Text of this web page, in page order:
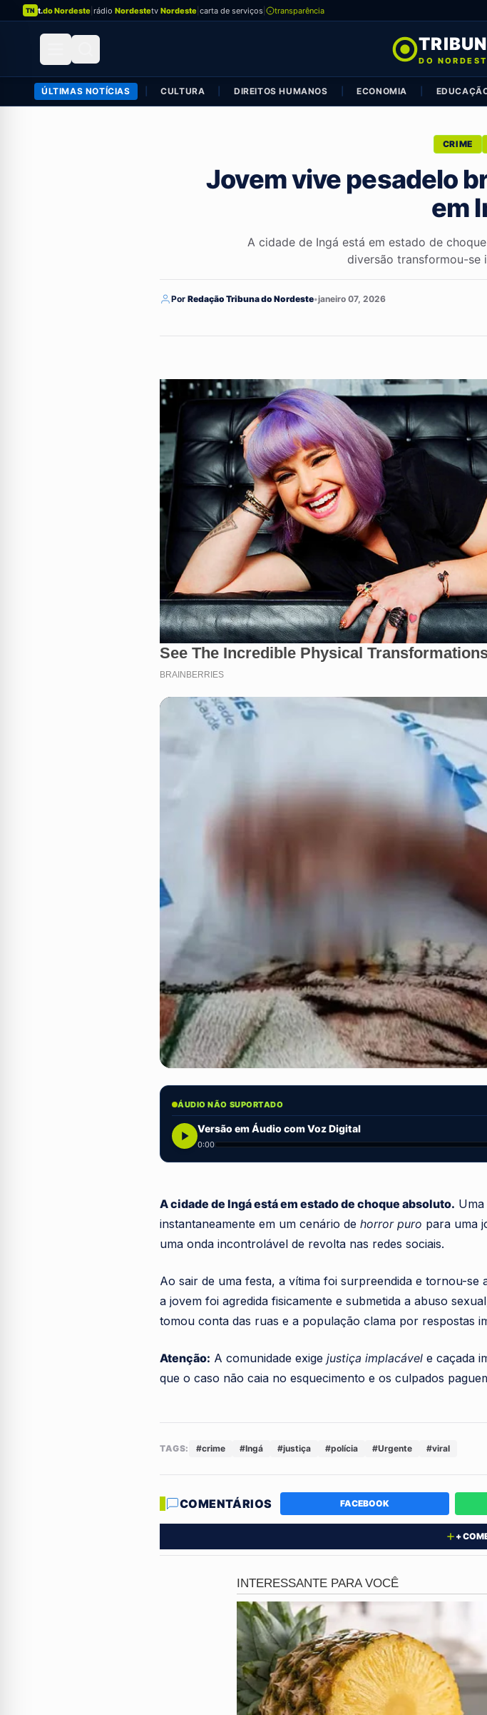
TN t.do Nordeste rádio Nordestetv Nordeste carta de serviços transparência
DO
ÚLTIMAS NOTÍCIAS CULTURA DIREITOS HUMANOS ECONOMIA
CRIME
Jovem vive pesadelo
em
A cidade de Ingá está em estado de
diversão transformou-se
Por Redação Tribuna do Nordeste•janeiro 07, 2026
ÁUDIO NÃO SUPORTADO
Versão em Áudio com Voz Digital
0:00
A cidade de Ingá está em estado de choque absoluto.
instantaneamente em um cenário de horror puro para uma
uma onda incontrolável de revolta nas redes sociais.
Ao sair de uma festa, a vítima foi surpreendida e tornou-se
a jovem foi agredida fisicamente e submetida a abuso
tomou conta das ruas e a população clama por respostas
Atenção: A comunidade exige justiça implacável e caçada
que o caso não caia no esquecimento e os culpados
TAGS: #crime #Ingá #justiça #polícia #Urgente #viral
COMENTÁRIOS FACEBOOK
+